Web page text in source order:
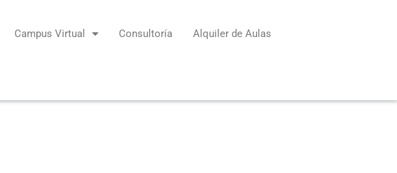
Campus Virtual Consultoría Alquiler de Aulas